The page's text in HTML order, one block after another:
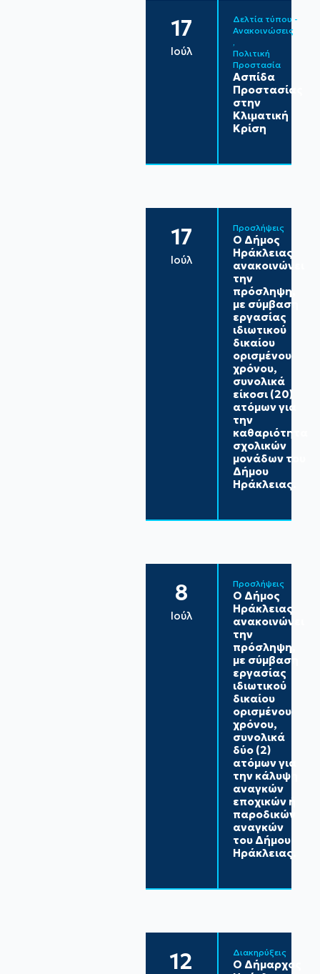
17
Ιούλ
Δελτία τύπου -
Ανακοινώσεις
Πολιτική
Προστασία
Ασπίδα
Προστασίας
στην
Κλιματική
Κρίση
17
Ιούλ
Προσλήψεις
Ο Δήμος
Ηράκλειας
ανακοινώνει
την
πρόσληψη,
με σύμβαση
εργασίας
ιδιωτικού
δικαίου
ορισμένου
χρόνου,
συνολικά
είκοσι (20)
ατόμων για
την
καθαριότητα
σχολικών
μονάδων του
Δήμου
Ηράκλειας.
8
Ιούλ
Προσλήψεις
Ο Δήμος
Ηράκλειας
ανακοινώνει
την
πρόσληψη,
με σύμβαση
εργασίας
ιδιωτικού
δικαίου
ορισμένου
χρόνου,
συνολικά
δύο (2)
ατόμων για
την κάλυψη
αναγκών
εποχικών ή
παροδικών
αναγκών
του Δήμου
Ηράκλειας.
12 Διακηρύξεις
Ο Δήμαρχος